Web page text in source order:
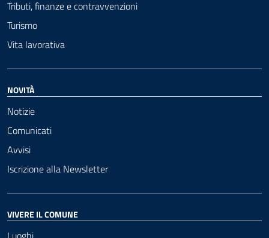
Tributi, finanze e contravvenzioni
Turismo
Vita lavorativa
NOVITÀ
Notizie
Comunicati
Avvisi
Iscrizione alla Newsletter
VIVERE IL COMUNE